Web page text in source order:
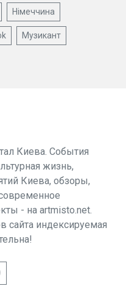
Німеччина
Музикант
Киева. События
жизнь,
Киева, обзоры,
- на artmisto.net.
сайта индексируемая